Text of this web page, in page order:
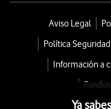
Aviso Legal
Política
Información a
Fondos
Ya